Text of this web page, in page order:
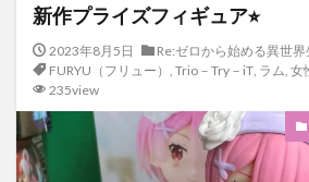
新作プライズフィギュア⭐︎
2023年8月5日
Re:ゼロから始める異世界
FURYU（フリュー） , Trio－Try－iT, ラム, 女
235view